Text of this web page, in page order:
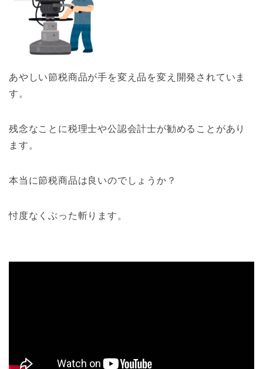
あやしい節税商品が手を変え品を変え開発されていま
す。
残念なことに税理士や公認会計士が勧めることがあり
ます。
本当に節税商品は良いのでしょうか？
忖度なくぶった斬ります。